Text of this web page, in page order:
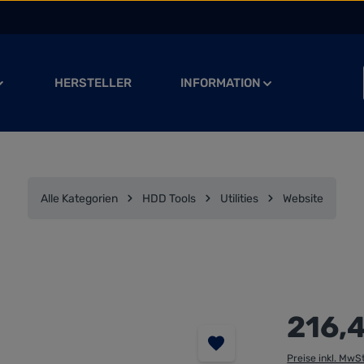
HERSTELLER INFORMATION
Alle Kategorien HDD Tools Utilities Website
Regulärer Preis:
Preise inkl.